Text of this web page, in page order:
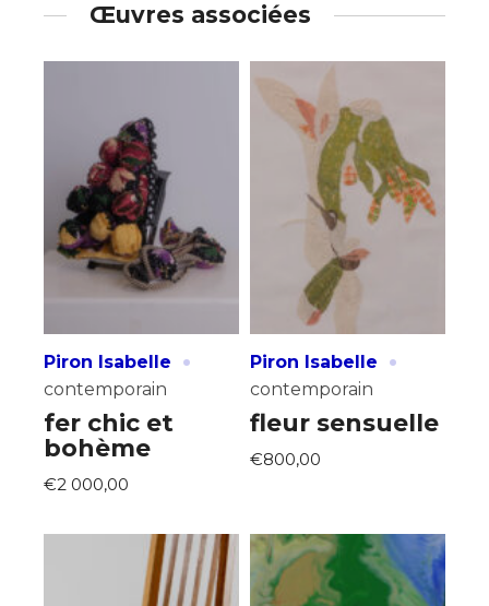
Adresse email*
Œuvres associées
Piron Isabelle ·
contemporain
fer chic et
bohème
€2 000,00
Piron Isabelle ·
contemporain
fleur sensuelle
€800,00